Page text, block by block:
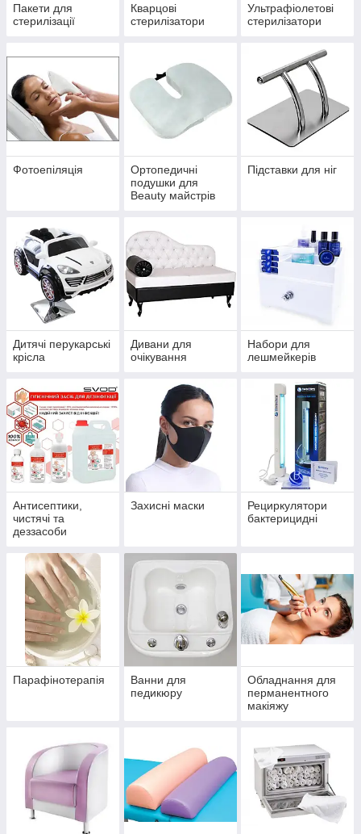
Пакети для
стерилізації
Кварцові
стерилізатори
Ультрафіолетові
стерилізатори
Фотоепіляція
Ортопедичні
подушки для
Beauty майстрів
Підставки для ніг
Дитячі перукарські
крісла
Дивани для
очікування
Набори для
лешмейкерів
Антисептики,
чистячі та
деззасоби
Захисні маски
Рециркулятори
бактерицидні
Парафінотерапія
Ванни для
педикюру
Обладнання для
перманентного
макіяжу